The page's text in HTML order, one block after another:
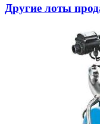
Другие лоты